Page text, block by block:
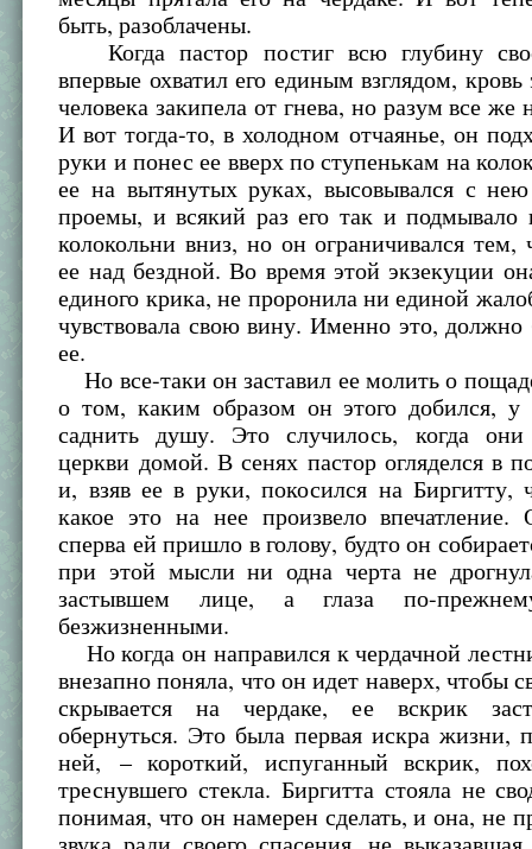
быть, разоблачены.
Когда пастор постиг всю глубину
впервые охватил его единым взглядом, кровь
человека закипела от гнева, но разум все же
И вот тогда-то, в холодном отчаянье, он
руки и понес ее вверх по ступенькам на
ее на вытянутых руках, высовывался с
проемы, и всякий раз его так и подмывало
колокольни вниз, но он ограничивался тем,
ее над бездной. Во время этой экзекуции
единого крика, не проронила ни единой
чувствовала свою вину. Именно это, должно
ее.
Но все-таки он заставил ее молить о
о том, каким образом он этого добился, у
саднить душу. Это случилось, когда они
церкви домой. В сенях пастор огляделся в
и, взяв ее в руки, покосился на Биргитту,
какое это на нее произвело
сперва ей пришло в голову, будто он
при этой мысли ни одна черта не
застывшем лице, а глаза по-
безжизненными.
Но когда он направился к чердачной
внезапно поняла, что он идет наверх, чтобы
скрывается на чердаке, ее вскрик
обернуться. Это была первая искра жизни,
ней, – короткий, испуганный вскрик,
треснувшего стекла. Биргитта стояла не
понимая, что он намерен сделать, и она, не